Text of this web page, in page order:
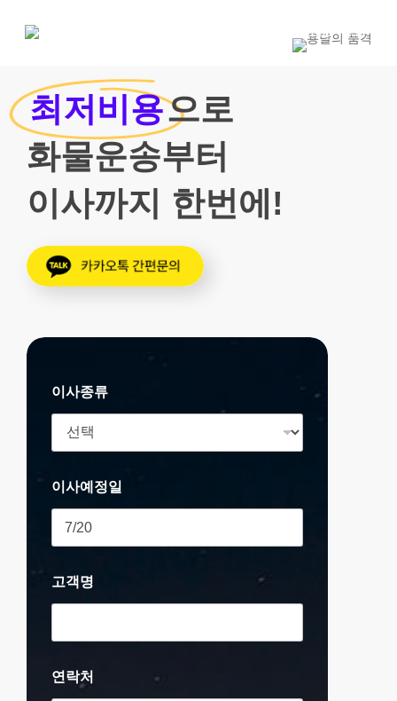
1800-7455
최저비용으로
화물운송부터
이사까지 한번에!
이사종류
이사예정일
고객명
연락처